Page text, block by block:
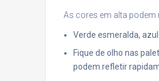
As cores em alta
Verde esmeralda,
Fique de olho nas
podem refletir